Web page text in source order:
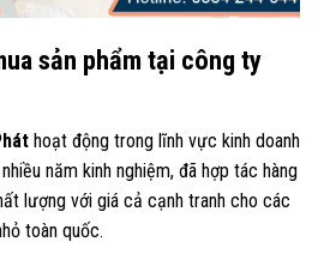
sản phẩm tại công ty
hoạt động trong lĩnh vực kinh doanh
năm kinh nghiệm, đã hợp tác hàng
lượng với giá cả cạnh tranh cho các
toàn quốc.